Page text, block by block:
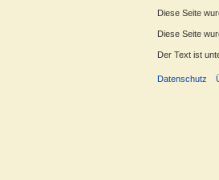
Diese Seite
Diese Seite
Der Text ist
Datenschutz